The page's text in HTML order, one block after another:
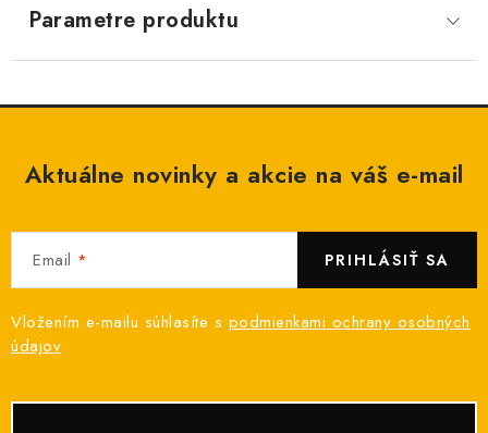
Parametre produktu
Aktuálne novinky a akcie na váš e-mail
Email
Vložením e-mailu súhlasíte s podmienkami ochrany osobných
údajov
PRIHLÁSIŤ SA